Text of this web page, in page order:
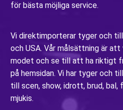
för bästa möjliga service.
Vi direktimporterar tyger och
och USA. Vår målsättning är att
modet och se till att ha riktigt
på hemsidan. Vi har tyger och
till scen, show, idrott, brud, bal,
mjukis.